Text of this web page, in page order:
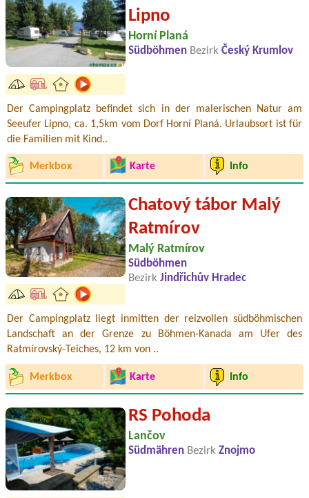
Lipno
Horní Planá
Südböhmen Bezirk Český Krumlov
Der Campingplatz befindet sich in der malerischen Natur am
Seeufer Lipno, ca. 1,5km vom Dorf Horní Planá. Urlaubsort ist für
die Familien mit Kind..
Merkbox Karte Info
Chatový tábor Malý
Ratmírov
Malý Ratmírov
Südböhmen
Bezirk Jindřichův Hradec
Der Campingplatz liegt inmitten der reizvollen südböhmischen
Landschaft an der Grenze zu Böhmen-Kanada am Ufer des
Ratmírovský-Teiches, 12 km von ..
Merkbox Karte Info
RS Pohoda
Lančov
Südmähren Bezirk Znojmo